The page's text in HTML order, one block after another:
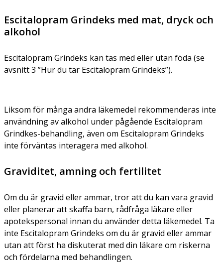
Escitalopram Grindeks med mat, dryck och
alkohol
Escitalopram Grindeks kan tas med eller utan föda (se
avsnitt 3 ”Hur du tar Escitalopram Grindeks”).
Liksom för många andra läkemedel rekommenderas inte
användning av alkohol under pågående Escitalopram
Grindkes-behandling, även om Escitalopram Grindeks
inte förväntas interagera med alkohol.
Graviditet, amning och fertilitet
Om du är gravid eller ammar, tror att du kan vara gravid
eller planerar att skaffa barn, rådfråga läkare eller
apotekspersonal innan du använder detta läkemedel. Ta
inte Escitalopram Grindeks om du är gravid eller ammar
utan att först ha diskuterat med din läkare om riskerna
och fördelarna med behandlingen.